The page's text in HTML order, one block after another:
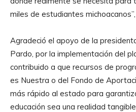
miles de estudiantes
Agradeció el apoyo de la
Pardo, por la implementación del
contribuido a que recursos de
es Nuestra o del Fondo de
más rápido al estado para
educación sea una realidad